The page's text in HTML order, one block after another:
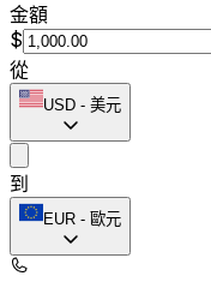
金額
$
從
USD - 美元
到
EUR - 歐元